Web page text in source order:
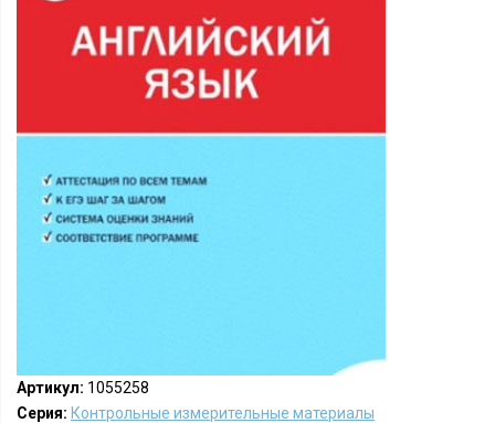
Артикул: 1055258
Серия: Контрольные измерительные материалы